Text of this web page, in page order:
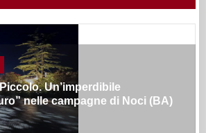
Un’imperdibile
nelle campagne di Noci (BA)